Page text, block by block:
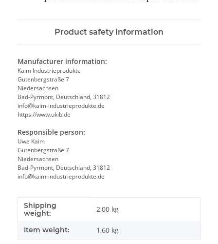
Product safety information
Manufacturer information:
Kaim Industrieprodukte
Gutenbergstraße 7
Niedersachsen
Bad-Pyrmont, Deutschland, 31812
info@kaim-industrieprodukte.de
https://www.ukib.de
Responsible person:
Uwe Kaim
Gutenbergstraße 7
Niedersachsen
Bad-Pyrmont, Deutschland, 31812
info@kaim-industrieprodukte.de
Item information
Value
Shipping
weight:
2,00 kg
Item weight: 1,60 kg